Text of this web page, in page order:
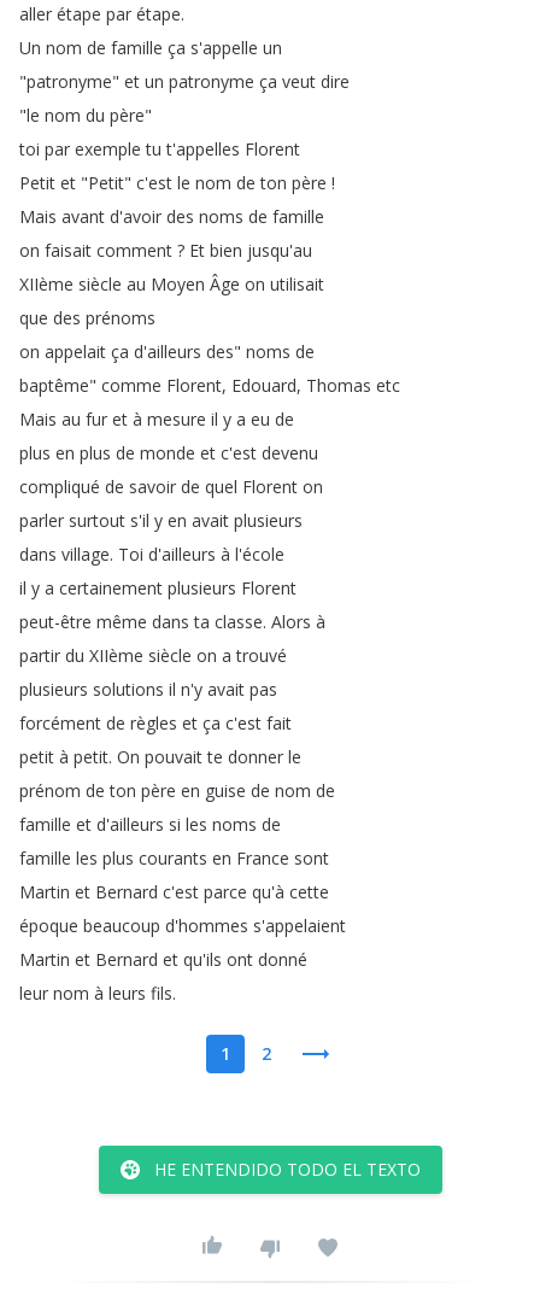
aller étape par étape.
Un nom de famille ça s'appelle un
"patronyme" et un patronyme ça veut dire
"le nom du père"
toi par exemple tu t'appelles Florent
Petit et "Petit" c'est le nom de ton père !
Mais avant d'avoir des noms de famille
on faisait comment ? Et bien jusqu'au
XIIème siècle au Moyen Âge on utilisait
que des prénoms
on appelait ça d'ailleurs des" noms de
baptême" comme Florent, Edouard, Thomas etc
Mais au fur et à mesure il y a eu de
plus en plus de monde et c'est devenu
compliqué de savoir de quel Florent on
parler surtout s'il y en avait plusieurs
dans village. Toi d'ailleurs à l'école
il y a certainement plusieurs Florent
peut-être même dans ta classe. Alors à
partir du XIIème siècle on a trouvé
plusieurs solutions il n'y avait pas
forcément de règles et ça c'est fait
petit à petit. On pouvait te donner le
prénom de ton père en guise de nom de
famille et d'ailleurs si les noms de
famille les plus courants en France sont
Martin et Bernard c'est parce qu'à cette
époque beaucoup d'hommes s'appelaient
Martin et Bernard et qu'ils ont donné
leur nom à leurs fils.
1 2
HE ENTENDIDO TODO EL TEXTO